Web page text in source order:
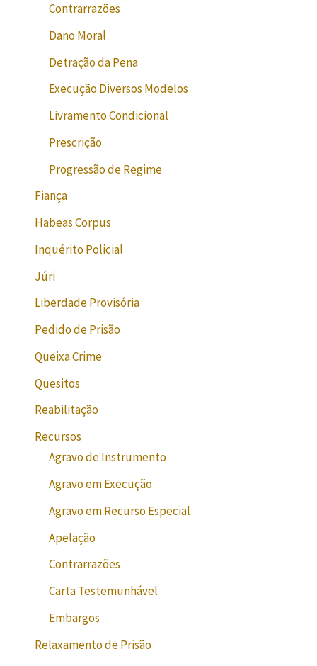
Contrarrazões
Dano Moral
Detração da Pena
Execução Diversos Modelos
Livramento Condicional
Prescrição
Progressão de Regime
Fiança
Habeas Corpus
Inquérito Policial
Júri
Liberdade Provisória
Pedido de Prisão
Queixa Crime
Quesitos
Reabilitação
Recursos
Agravo de Instrumento
Agravo em Execução
Agravo em Recurso Especial
Apelação
Contrarrazões
Carta Testemunhável
Embargos
Relaxamento de Prisão